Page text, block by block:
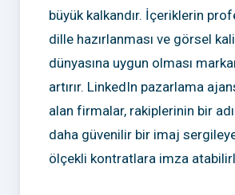
büyük kalkandır. İçeriklerin
dille hazırlanması ve görsel
dünyasına uygun olması
artırır. LinkedIn pazarlama
alan firmalar, rakiplerinin bir
daha güvenilir bir imaj
ölçekli kontratlara imza